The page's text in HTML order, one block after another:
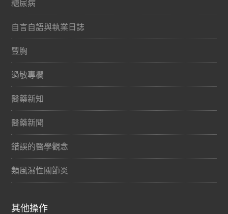
糖尿病
自言自語與執業日誌
豐胸
過敏專欄
醫藥新知
醫藥新聞
錯誤的醫學觀念
類風濕性關節炎
其他操作